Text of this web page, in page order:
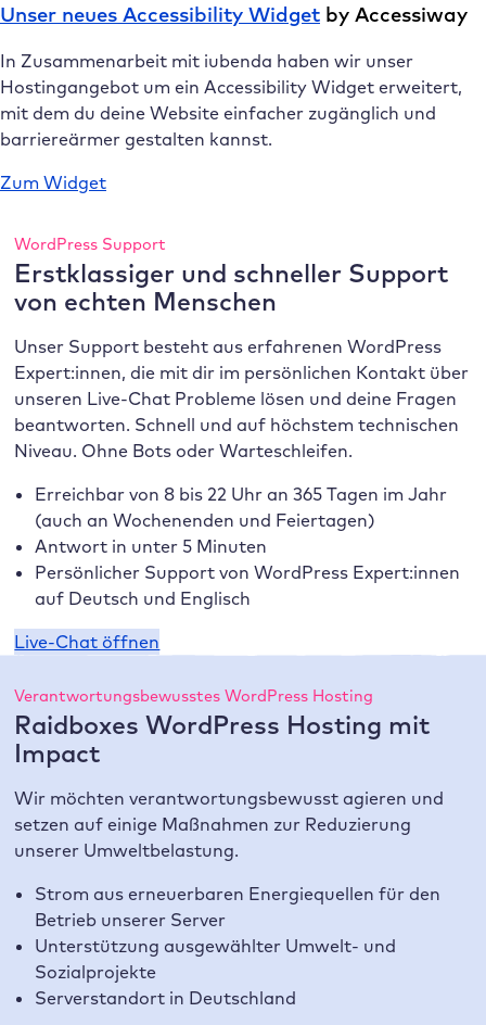
Unser neues Accessibility Widget by Accessiway
In Zusammenarbeit mit iubenda haben wir unser
Hostingangebot um ein Accessibility Widget erweitert,
mit dem du deine Website einfacher zugänglich und
barriereärmer gestalten kannst.
Zum Widget
WordPress Support
Erstklassiger und schneller Support
von echten Menschen
Unser Support besteht aus erfahrenen WordPress
Expert:innen, die mit dir im persönlichen Kontakt über
unseren Live-Chat Probleme lösen und deine Fragen
beantworten. Schnell und auf höchstem technischen
Niveau. Ohne Bots oder Warteschleifen.
Erreichbar von 8 bis 22 Uhr an 365 Tagen im Jahr
(auch an Wochenenden und Feiertagen)
Antwort in unter 5 Minuten
Persönlicher Support von WordPress Expert:innen
auf Deutsch und Englisch
Live-Chat öffnen
Verantwortungsbewusstes WordPress Hosting
Raidboxes WordPress Hosting mit
Impact
Wir möchten verantwortungsbewusst agieren und
setzen auf einige Maßnahmen zur Reduzierung
unserer Umweltbelastung.
Strom aus erneuerbaren Energiequellen für den
Betrieb unserer Server
Unterstützung ausgewählter Umwelt- und
Sozialprojekte
Serverstandort in Deutschland